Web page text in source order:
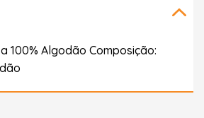
100% Algodão Composição: